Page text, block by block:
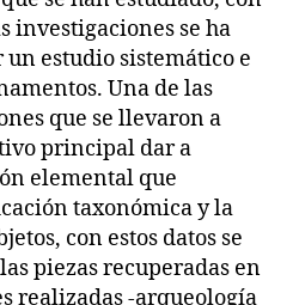
investigaciones se ha
estudio sistemático e
Una de las
que se llevaron a
principal dar a
elemental que
taxonómica y la
con estos datos se
piezas recuperadas en
realizadas -arqueología